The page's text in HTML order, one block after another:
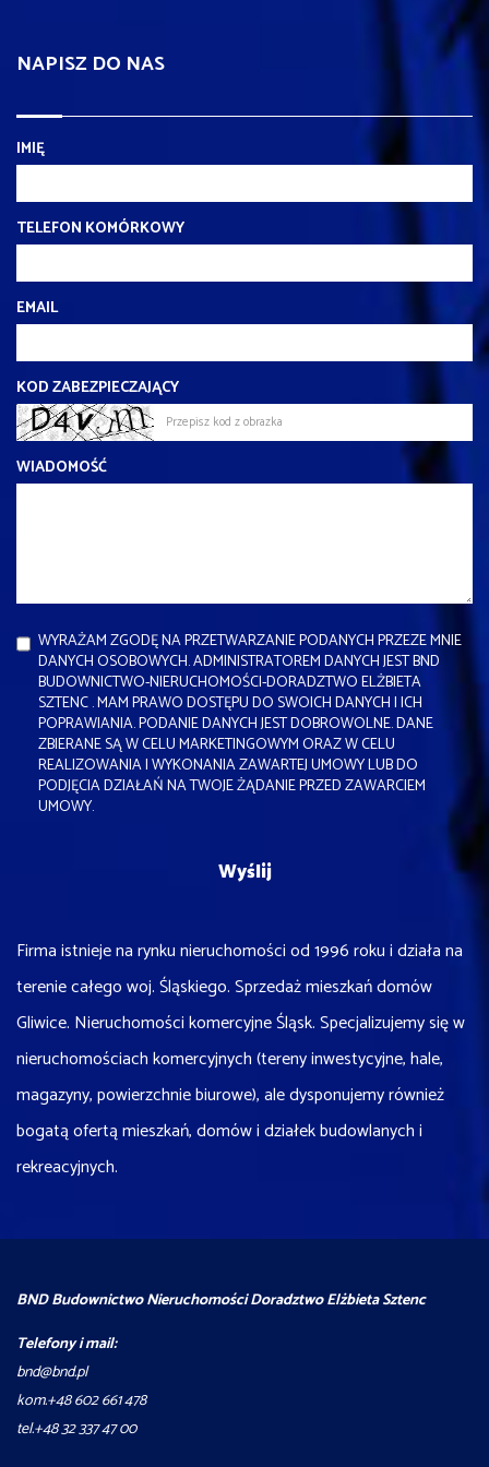
NAPISZ DO NAS
IMIĘ
TELEFON KOMÓRKOWY
EMAIL
KOD ZABEZPIECZAJĄCY
WIADOMOŚĆ
WYRAŻAM ZGODĘ NA PRZETWARZANIE PODANYCH PRZEZE MNIE
DANYCH OSOBOWYCH. ADMINISTRATOREM DANYCH JEST BND
BUDOWNICTWO-NIERUCHOMOŚCI-DORADZTWO ELŻBIETA
SZTENC . MAM PRAWO DOSTĘPU DO SWOICH DANYCH I ICH
POPRAWIANIA. PODANIE DANYCH JEST DOBROWOLNE. DANE
ZBIERANE SĄ W CELU MARKETINGOWYM ORAZ W CELU
REALIZOWANIA I WYKONANIA ZAWARTEJ UMOWY LUB DO
PODJĘCIA DZIAŁAŃ NA TWOJE ŻĄDANIE PRZED ZAWARCIEM
UMOWY.
Firma istnieje na rynku nieruchomości od 1996 roku i działa na
terenie całego woj. Śląskiego. Sprzedaż mieszkań domów
Gliwice. Nieruchomości komercyjne Śląsk. Specjalizujemy się w
nieruchomościach komercyjnych (tereny inwestycyjne, hale,
magazyny, powierzchnie biurowe), ale dysponujemy również
bogatą ofertą mieszkań, domów i działek budowlanych i
rekreacyjnych.
BND Budownictwo Nieruchomości Doradztwo Elżbieta Sztenc
Telefony i mail:
bnd@bnd.pl
kom.+48 602 661 478
tel.+48 32 337 47 00